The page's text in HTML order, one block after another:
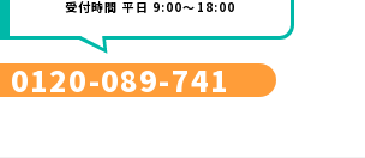
受付時間 平日 9:00～18:00
0120-089-741